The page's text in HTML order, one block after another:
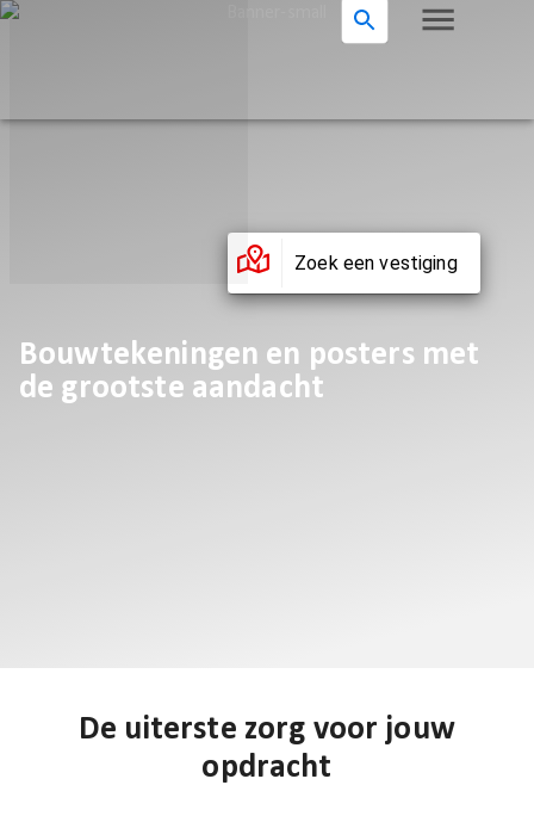
Zoek een vestiging
Bouwtekeningen en posters met
de grootste aandacht
De uiterste zorg voor jouw
opdracht